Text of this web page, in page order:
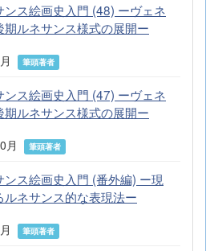
ンス絵画史入門 (48) ーヴェネ
ルネサンス様式の展開ー
筆頭著者
ンス絵画史入門 (47) ーヴェネ
ルネサンス様式の展開ー
月
筆頭著者
ス絵画史入門 (番外編) ー現
ネサンス的な表現法ー
筆頭著者